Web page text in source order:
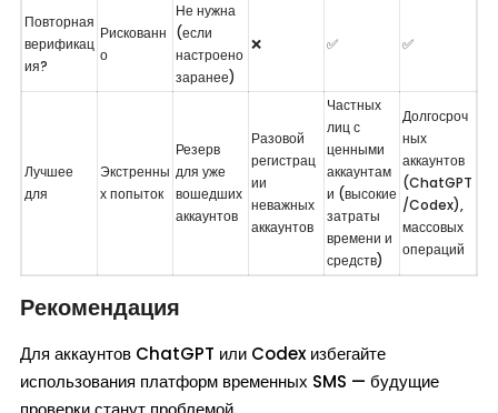
Повторная
верификац
ия?
Рискованн
о
Не нужна
(если
настроено
заранее)
❌ ✅ ✅
Лучшее
для
Экстренны
х попыток
Резерв
для уже
вошедших
аккаунтов
Разовой
регистрац
ии
неважных
аккаунтов
Частных
лиц с
ценными
аккаунтам
и (высокие
затраты
времени и
средств)
Долгосроч
ных
аккаунтов
(ChatGPT
/Codex),
массовых
операций
Рекомендация
Для аккаунтов ChatGPT или Codex избегайте
использования платформ временных SMS — будущие